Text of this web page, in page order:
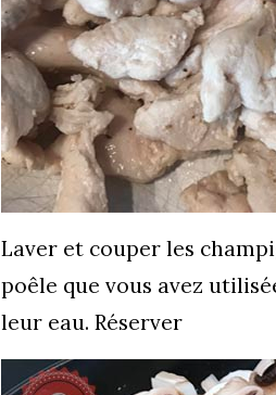
Laver et couper les
poêle que vous avez
leur eau. Réserver